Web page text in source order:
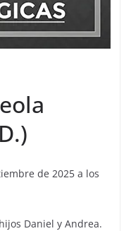
de 2025 a los
Daniel y Andrea.